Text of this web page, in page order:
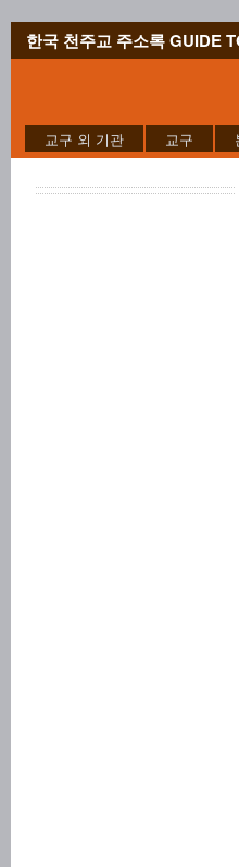
한국 천주교 주소록 GUIDE
교구 외 기관 교구